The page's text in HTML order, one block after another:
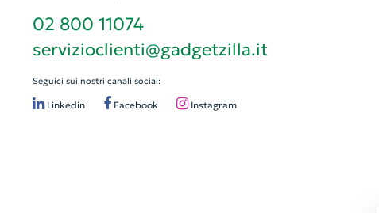
02 800 11074
servizioclienti@gadgetzilla.it
Seguici sui nostri canali social:
Linkedin Facebook Instagram